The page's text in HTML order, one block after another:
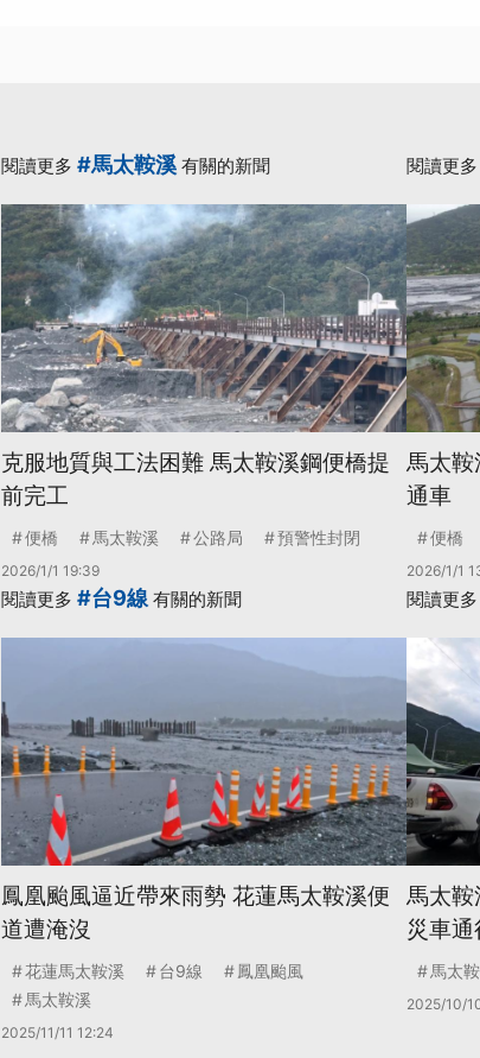
閱讀更多 #馬太鞍溪 有關的新聞
克服地質與工法困難 馬太鞍溪鋼便橋提
前完工
便橋 馬太鞍溪 公路局 預警性封閉
2026/1/1 19:39
閱讀更多
馬太鞍
通車
便橋
2026/1/1
閱讀更多 #台9線有關的新聞
鳳凰颱風逼近帶來雨勢 花蓮馬太鞍溪便
道遭淹沒
花蓮馬太鞍溪 台9線
鳳凰颱風
馬太鞍溪
2025/11/11 12:24
閱讀更多
馬太鞍
災車通
馬太
2025/10/